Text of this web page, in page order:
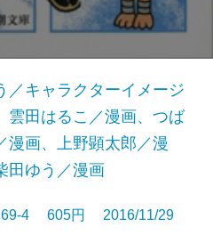
／キャラクターイメージ
雲田はるこ／漫画、つば
漫画、上野顕太郎／漫
田ゆう／漫画
4 605円 2016/11/29